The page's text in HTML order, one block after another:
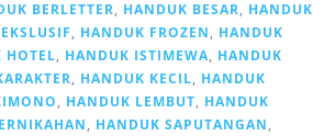
BERLETTER HANDUK BESAR
HANDUK
HANDUK FROZEN
HANDUK
HOTEL HANDUK ISTIMEWA
HANDUK
HANDUK KECIL
HANDUK
HANDUK LEMBUT
HANDUK
HANDUK SAPUTANGAN